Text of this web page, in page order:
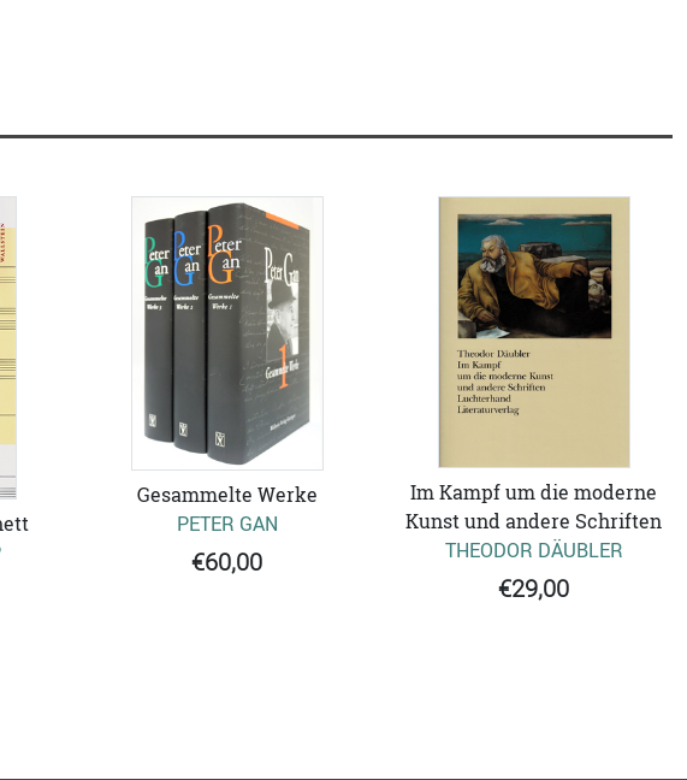
Gesammelte Werke
PETER GAN
€60,00
Im Kampf um die moderne
Kunst und andere Schriften
THEODOR DÄUBLER
€29,00